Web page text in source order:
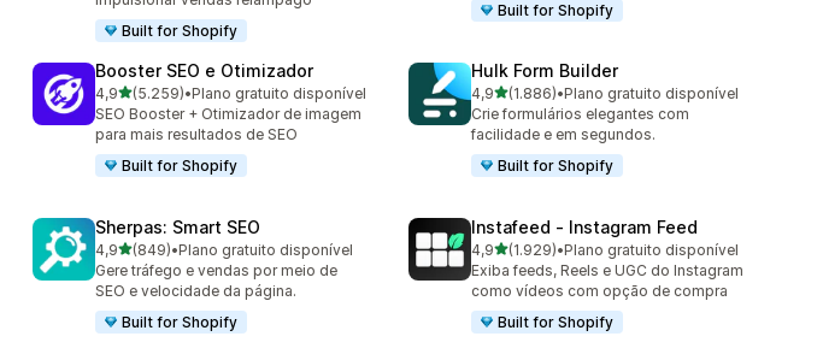
Built for Shopify
Built for Shopify
Booster SEO e Otimizador
4,9de 5 estrelas
(5.259)
5259 avaliações ao todo
•Plano gratuito disponível
SEO Booster + Otimizador de imagem
para mais resultados de SEO
Built for Shopify
Hulk Form Builder
4,9de 5 estrelas
(1.886)
1886 avaliações ao todo
•Plano gratuito disponível
Crie formulários elegantes com
facilidade e em segundos.
Built for Shopify
Sherpas: Smart SEO
4,9de 5 estrelas
(849)
849 avaliações ao todo
•Plano gratuito disponível
Gere tráfego e vendas por meio de
SEO e velocidade da página.
Built for Shopify
Instafeed ‑ Instagram Feed
4,9de 5 estrelas
(1.929)
1929 avaliações ao todo
•Plano gratuito disponível
Exiba feeds, Reels e UGC do Instagram
como vídeos com opção de compra
Built for Shopify